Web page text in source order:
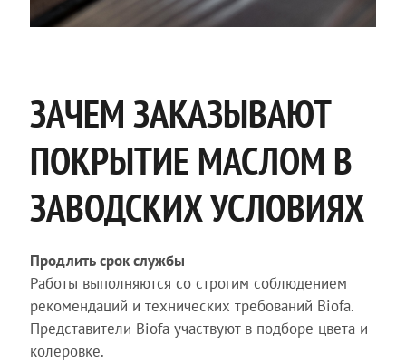
ЗАЧЕМ ЗАКАЗЫВАЮТ
ПОКРЫТИЕ МАСЛОМ В
ЗАВОДСКИХ УСЛОВИЯХ
Продлить срок службы
Работы выполняются со строгим соблюдением
рекомендаций и технических требований Biofa.
Представители Biofa участвуют в подборе цвета и
колеровке.